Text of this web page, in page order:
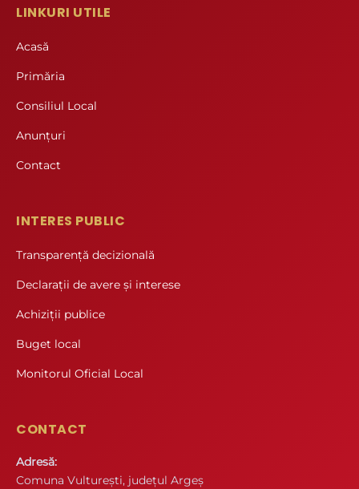
LINKURI UTILE
Acasă
Primăria
Consiliul Local
Anunțuri
Contact
INTERES PUBLIC
Transparență decizională
Declarații de avere și interese
Achiziții publice
Buget local
Monitorul Oficial Local
CONTACT
Adresă:
Comuna Vulturești, județul Argeș